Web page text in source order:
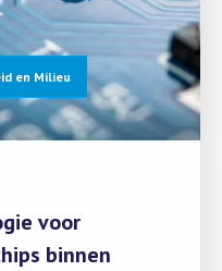
en Milieu
voor
binnen